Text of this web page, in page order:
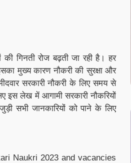
की गिनती रोज बढ़ती जा रही है। हर
मुख्य कारण नौकरी की सुरक्षा और
सरकारी नौकरी के लिए समय से
लेख में आगामी सरकारी नौकरियों
सभी जानकारियों को पाने के लिए
Naukri 2023 and vacancies